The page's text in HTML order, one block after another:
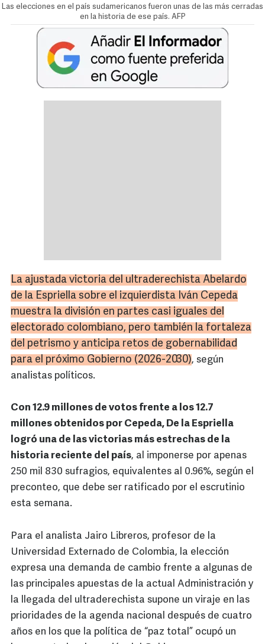
Las elecciones en el país sudamericanos fueron unas de las más cerradas
en la historia de ese país. AFP
La ajustada victoria del ultraderechista Abelardo
de la Espriella sobre el izquierdista Iván Cepeda
muestra la división en partes casi iguales del
electorado colombiano, pero también la fortaleza
del petrismo y anticipa retos de gobernabilidad
para el próximo Gobierno (2026-2030), según
analistas políticos.
Con 12.9 millones de votos frente a los 12.7
millones obtenidos por Cepeda, De la Espriella
logró una de las victorias más estrechas de la
historia reciente del país, al imponerse por apenas
250 mil 830 sufragios, equivalentes al 0.96%, según el
preconteo, que debe ser ratificado por el escrutinio
esta semana.
Para el analista Jairo Libreros, profesor de la
Universidad Externado de Colombia, la elección
expresa una demanda de cambio frente a algunas de
las principales apuestas de la actual Administración y
la llegada del ultraderechista supone un viraje en las
prioridades de la agenda nacional después de cuatro
años en los que la política de “paz total” ocupó un